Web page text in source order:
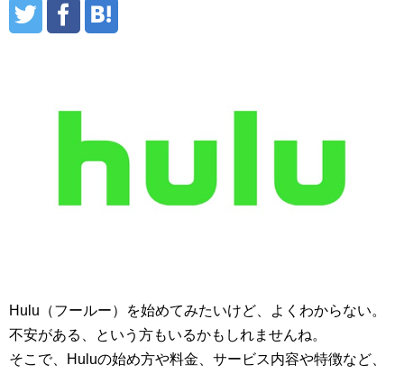
Hulu（フールー）を始めてみたいけど、よくわからない。
不安がある、という方もいるかもしれませんね。
そこで、Huluの始め方や料金、サービス内容や特徴など、